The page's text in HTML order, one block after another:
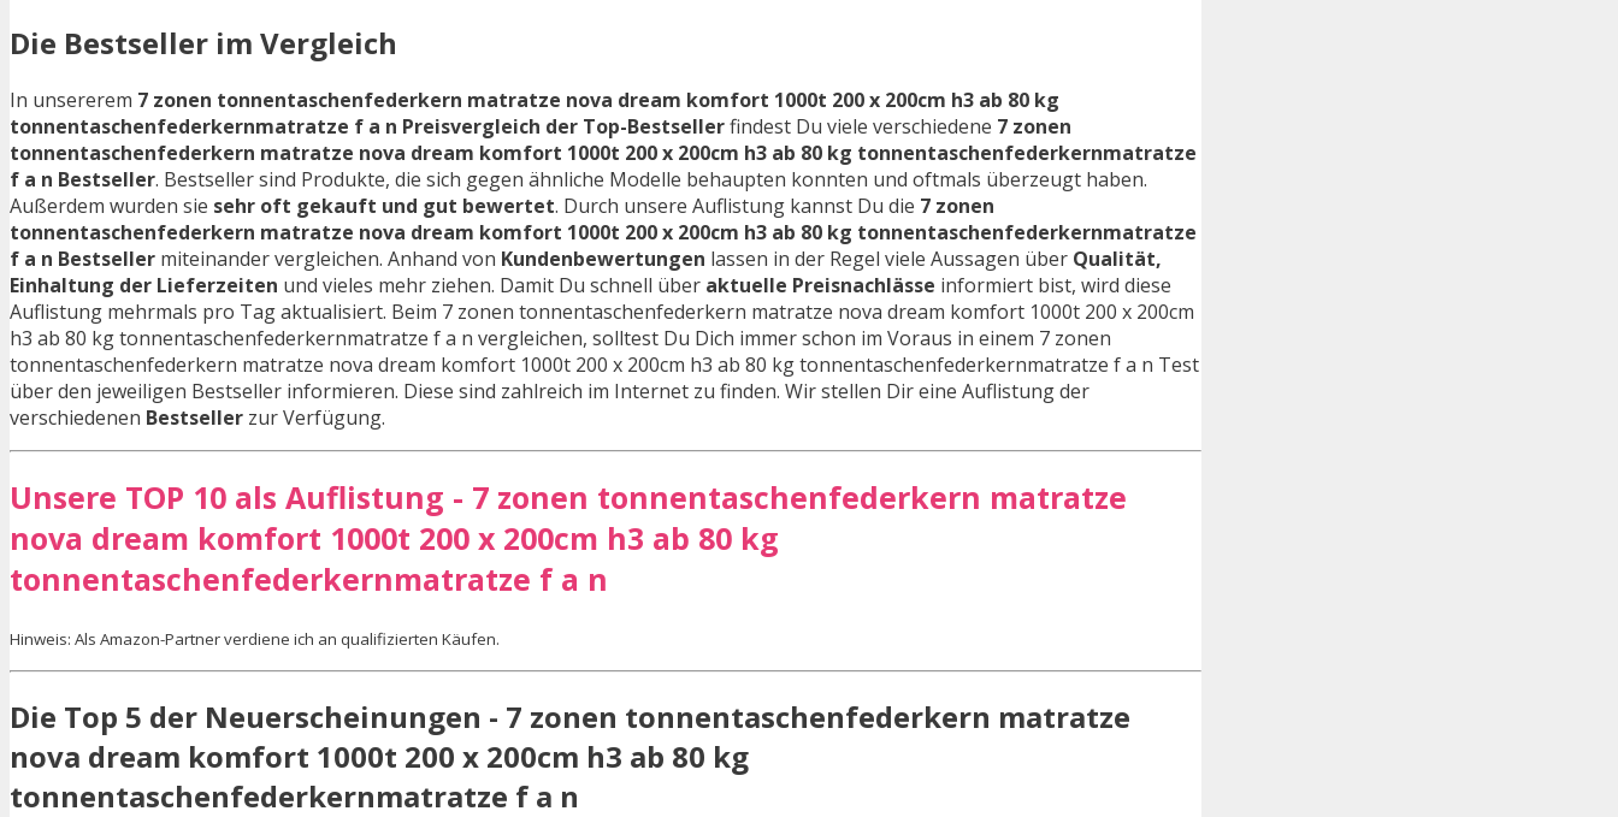
Die Bestseller im Vergleich
In unsererem 7 zonen tonnentaschenfederkern matratze nova dream komfort 1000t 200 x 200cm h3 ab 80 kg
tonnentaschenfederkernmatratze f a n Preisvergleich der Top-Bestsellerfindest Du viele verschiedene 7 zonen
tonnentaschenfederkern matratze nova dream komfort 1000t 200 x 200cm h3 ab 80 kg tonnentaschenfederkernmatratze
f a n Bestseller. Bestseller sind Produkte, die sich gegen ähnliche Modelle behaupten konnten und oftmals überzeugt haben.
Außerdem wurden sie sehr oft gekauft und gut bewertet. Durch unsere Auflistung kannst Du die 7 zonen
tonnentaschenfederkern matratze nova dream komfort 1000t 200 x 200cm h3 ab 80 kg tonnentaschenfederkernmatratze
f a n Bestseller miteinander vergleichen. Anhand von Kundenbewertungen lassen in der Regel viele Aussagen über Qualität,
Einhaltung der Lieferzeiten und vieles mehr ziehen. Damit Du schnell über aktuelle Preisnachlässe informiert bist, wird diese
Auflistung mehrmals pro Tag aktualisiert. Beim 7 zonen tonnentaschenfederkern matratze nova dream komfort 1000t 200 x 200cm
h3 ab 80 kg tonnentaschenfederkernmatratze f a n vergleichen, solltest Du Dich immer schon im Voraus in einem 7 zonen
tonnentaschenfederkern matratze nova dream komfort 1000t 200 x 200cm h3 ab 80 kg tonnentaschenfederkernmatratze f a n Test
über den jeweiligen Bestseller informieren. Diese sind zahlreich im Internet zu finden. Wir stellen Dir eine Auflistung der
verschiedenen Bestseller zur Verfügung.
Unsere TOP 10 als Auflistung - 7 zonen tonnentaschenfederkern matratze
nova dream komfort 1000t 200 x 200cm h3 ab 80 kg
tonnentaschenfederkernmatratze f a n
Hinweis: Als Amazon-Partner verdiene ich an qualifizierten Käufen.
Die Top 5 der Neuerscheinungen - 7 zonen tonnentaschenfederkern matratze
nova dream komfort 1000t 200 x 200cm h3 ab 80 kg
tonnentaschenfederkernmatratze f a n